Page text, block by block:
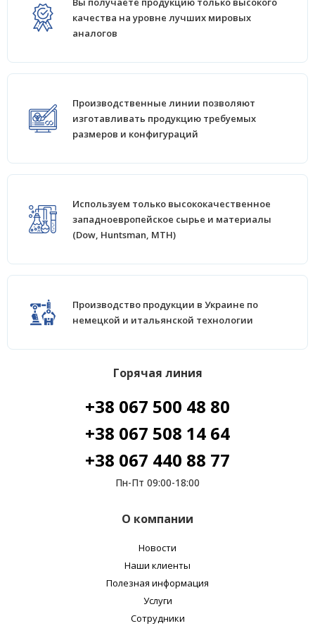
качества на уровне лучших мировых
аналогов
Производственные линии позволяют
изготавливать продукцию требуемых
размеров и конфигураций
Используем только высококачественное
западноевропейское сырье и материалы
(Dow, Huntsman, MTH)
Производство продукции в Украине по
немецкой и итальянской технологии
Горячая линия
+38 067 500 48 80
+38 067 508 14 64
+38 067 440 88 77
Пн-Пт 09:00-18:00
О компании
Новости
Наши клиенты
Полезная информация
Услуги
Сотрудники